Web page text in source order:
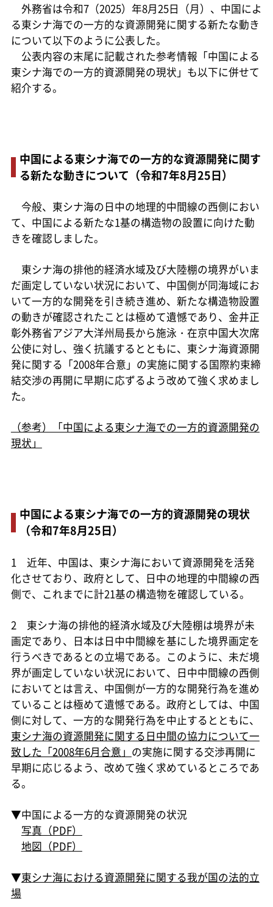
外務省は令和7（2025）年8月25日（月）、中国によ
る東シナ海での一方的な資源開発に関する新たな動き
について以下のように公表した。
公表内容の末尾に記載された参考情報「中国による
東シナ海での一方的資源開発の現状」も以下に併せて
紹介する。
中国による東シナ海での一方的な資源開発に関す
る新たな動きについて（令和7年8月25日）
今般、東シナ海の日中の地理的中間線の西側におい
て、中国による新たな1基の構造物の設置に向けた動
きを確認しました。
東シナ海の排他的経済水域及び大陸棚の境界がいま
だ画定していない状況において、中国側が同海域にお
いて一方的な開発を引き続き進め、新たな構造物設置
の動きが確認されたことは極めて遺憾であり、金井正
彰外務省アジア大洋州局長から施泳・在京中国大次席
公使に対し、強く抗議するとともに、東シナ海資源開
発に関する「2008年合意」の実施に関する国際約束締
結交渉の再開に早期に応ずるよう改めて強く求めまし
た。
（参考）「中国による東シナ海での一方的資源開発の
現状」
中国による東シナ海での一方的資源開発の現状
（令和7年8月25日）
1 近年、中国は、東シナ海において資源開発を活発
化させており、政府として、日中の地理的中間線の西
側で、これまでに計21基の構造物を確認している。
2 東シナ海の排他的経済水域及び大陸棚は境界が未
画定であり、日本は日中中間線を基にした境界画定を
行うべきであるとの立場である。このように、未だ境
界が画定していない状況において、日中中間線の西側
においてとは言え、中国側が一方的な開発行為を進め
ていることは極めて遺憾である。政府としては、中国
側に対して、一方的な開発行為を中止するとともに、
東シナ海の資源開発に関する日中間の協力について一
致した「2008年6月合意」 の実施に関する交渉再開に
早期に応じるよう、改めて強く求めているところであ
る。
▼中国による一方的な資源開発の状況
写真（PDF）
地図（PDF）
▼東シナ海における資源開発に関する我が国の法的立
場